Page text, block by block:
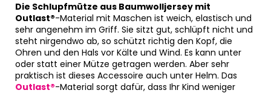
Die Schlupfmütze aus Baumwolljersey mit
Outlast®-Material mit Maschen ist weich, elastisch und
sehr angenehm im Griff. Sie sitzt gut, schlüpft nicht und
steht nirgendwo ab, so schützt richtig den Kopf, die
Ohren und den Hals vor Kälte und Wind. Es kann unter
oder statt einer Mütze getragen werden. Aber sehr
praktisch ist dieses Accessoire auch unter Helm. Das
Outlast®-Material sorgt dafür, dass Ihr Kind weniger